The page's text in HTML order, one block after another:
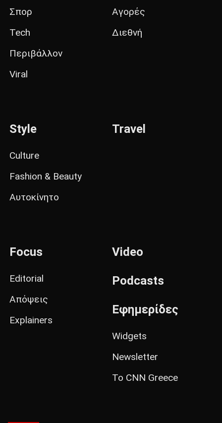
Σπορ
Tech
Περιβάλλον
Viral
Αγορές
Διεθνή
Style
Culture
Fashion & Beauty
Αυτοκίνητο
Travel
Focus
Editorial
Απόψεις
Explainers
Video
Podcasts
Εφημερίδες
Widgets
Newsletter
Το CNN Greece